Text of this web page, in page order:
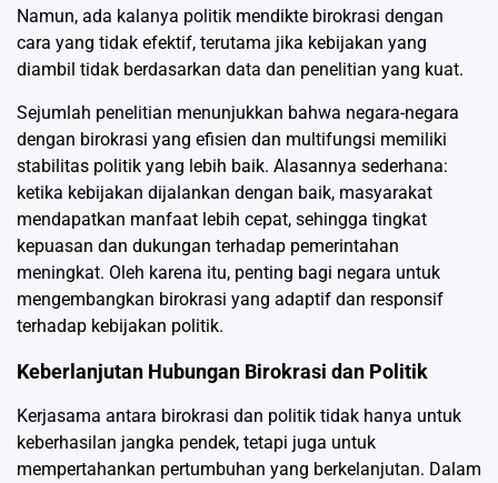
Namun, ada kalanya politik mendikte birokrasi dengan
cara yang tidak efektif, terutama jika kebijakan yang
diambil tidak berdasarkan data dan penelitian yang kuat.
Sejumlah penelitian menunjukkan bahwa negara-negara
dengan birokrasi yang efisien dan multifungsi memiliki
stabilitas politik yang lebih baik. Alasannya sederhana:
ketika kebijakan dijalankan dengan baik, masyarakat
mendapatkan manfaat lebih cepat, sehingga tingkat
kepuasan dan dukungan terhadap pemerintahan
meningkat. Oleh karena itu, penting bagi negara untuk
mengembangkan birokrasi yang adaptif dan responsif
terhadap kebijakan politik.
Keberlanjutan Hubungan Birokrasi dan Politik
Kerjasama antara birokrasi dan politik tidak hanya untuk
keberhasilan jangka pendek, tetapi juga untuk
mempertahankan pertumbuhan yang berkelanjutan. Dalam